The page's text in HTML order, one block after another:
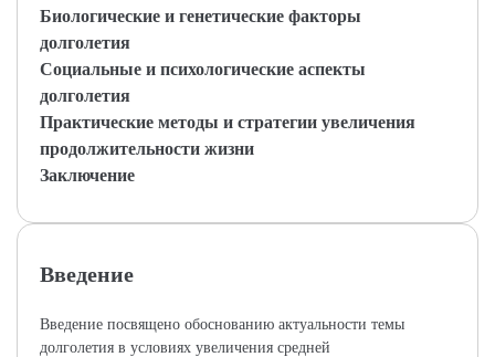
Биологические и генетические факторы
долголетия
Социальные и психологические аспекты
долголетия
Практические методы и стратегии увеличения
продолжительности жизни
Заключение
Введение
Введение посвящено обоснованию актуальности темы
долголетия в условиях увеличения средней